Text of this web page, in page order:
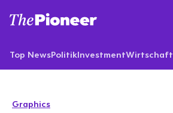
Top NewsPolitikInvestmentWirtschaft
Graphics